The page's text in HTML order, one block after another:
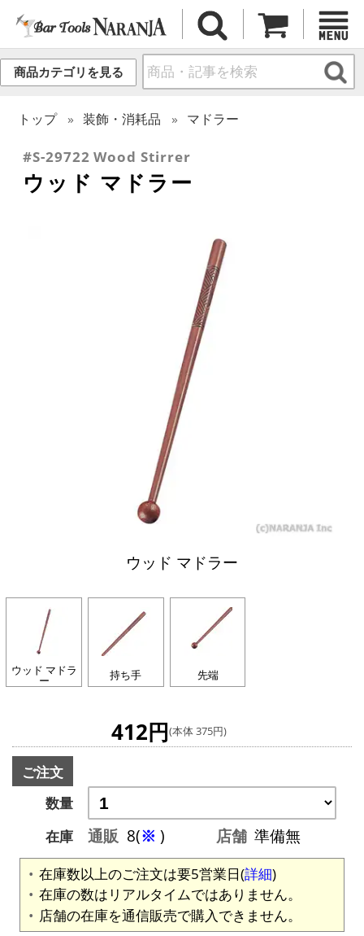
商品カテゴリを見る
トップ 装飾・消耗品 マドラー
#S-29722 Wood Stirrer
ウッド マドラー
ウッド マドラー
ウッド マドラ
ー 持ち手 先端
412円(本体 375円)
ご注文
数量
在庫
通販 8(※ ) 店舗 準備無
在庫数以上のご注文は要5営業日(詳細)
在庫の数はリアルタイムではありません。
店舗の在庫を通信販売で購入できません。